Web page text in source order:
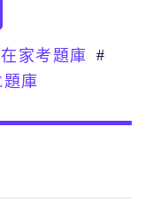
家考題庫
#
題庫